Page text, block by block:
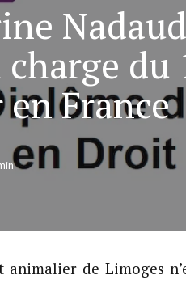
du
France
de Limoges